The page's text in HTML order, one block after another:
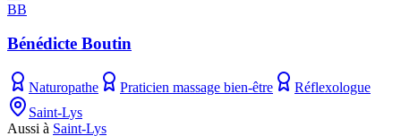
BB
Bénédicte Boutin
Naturopathe Praticien massage bien-être
Réflexologue
Saint-Lys
Aussi à Saint-Lys